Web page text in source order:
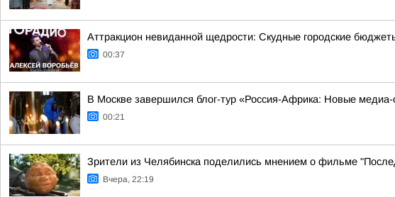
Аттракцион невиданной щедрости: Скудные городские
00:37
В Москве завершился блог-тур «Россия-Африка: Новые
00:21
Зрители из Челябинска поделились мнением о фильме
Вчера, 22:19